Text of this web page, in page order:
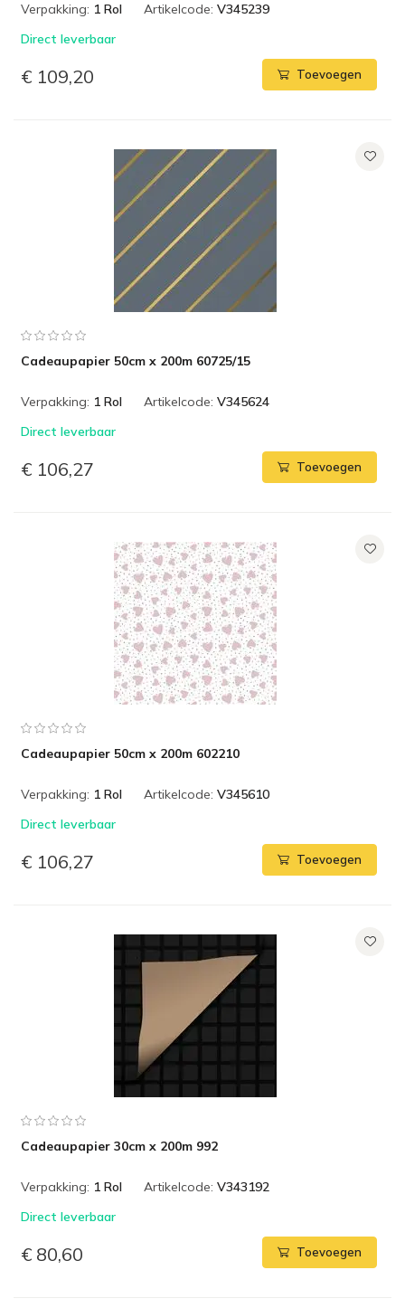
Verpakking: 1 Rol Artikelcode: V345239
Direct leverbaar
€ 109,20 Toevoegen
Cadeaupapier 50cm x 200m 60725/15
Verpakking: 1 Rol Artikelcode: V345624
Direct leverbaar
€ 106,27 Toevoegen
Cadeaupapier 50cm x 200m 602210
Verpakking: 1 Rol Artikelcode: V345610
Direct leverbaar
€ 106,27 Toevoegen
Cadeaupapier 30cm x 200m 992
Verpakking: 1 Rol Artikelcode: V343192
Direct leverbaar
€ 80,60 Toevoegen